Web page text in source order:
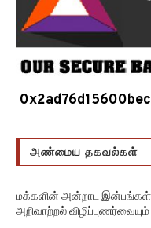
அண்மைய தகவல்கள்
மக்களின் அன்றாட இன்பங்கள்
அறிவாற்றல்